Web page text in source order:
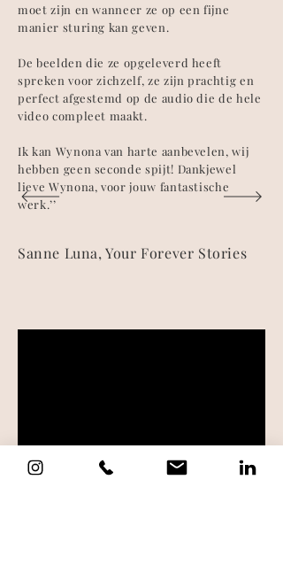
moet zijn en wanneer ze op een fijne
manier sturing kan geven.
De beelden die ze opgeleverd heeft
spreken voor zichzelf, ze zijn prachtig en
perfect afgestemd op de audio die de hele
video compleet maakt.
Ik kan Wynona van harte aanbevelen, wij
hebben geen seconde spijt! Dankjewel
lieve Wynona, voor jouw fantastische
werk.’’
Sanne Luna, Your Forever Stories